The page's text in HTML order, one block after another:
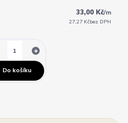
33,00 Kč/m
27,27 Kčbez DPH
Do košíku